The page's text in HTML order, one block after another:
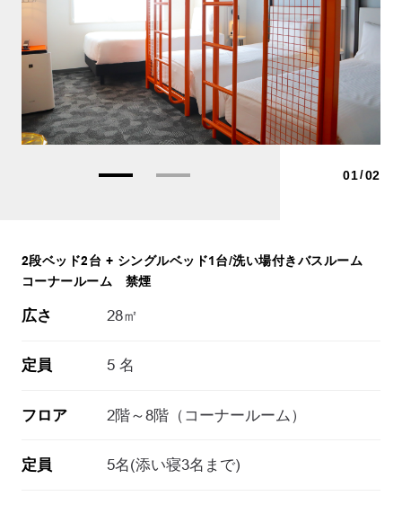
2段ベッド2台 + シングルベッド1台/洗い場付きバスルーム
コーナールーム 禁煙
広さ 28㎡
定員 5 名
フロア 2階～8階（コーナールーム）
定員 5名(添い寝3名まで)
01 02